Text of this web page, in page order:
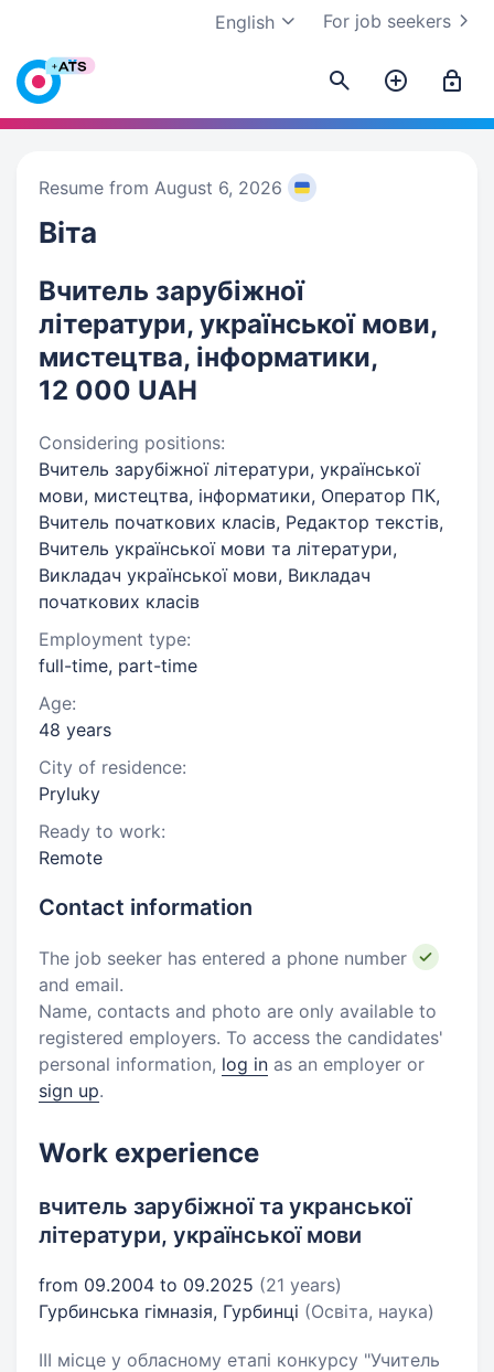
For job seekers
English
Resume from August 6, 2026
Віта
Вчитель зарубіжної
літератури, української мови,
мистецтва, інформатики,
12 000 UAH
Considering positions:
Вчитель зарубіжної літератури, української
мови, мистецтва, інформатики, Оператор ПК,
Вчитель початкових класів, Редактор текстів,
Вчитель української мови та літератури,
Викладач української мови, Викладач
початкових класів
Employment type:
full-time, part-time
Age:
48 years
City of residence:
Pryluky
Ready to work:
Remote
Contact information
The job seeker has entered a phone number
and email.
Name, contacts and photo are only available to
registered employers. To access the candidates'
personal information, log in as an employer or
sign up.
Work experience
вчитель зарубіжної та укранської
літератури, української мови
from 09.2004 to 09.2025 (21 years)
Гурбинська гімназія, Гурбинці (Освіта, наука)
ІІІ місце у обласному етапі конкурсу "Учитель